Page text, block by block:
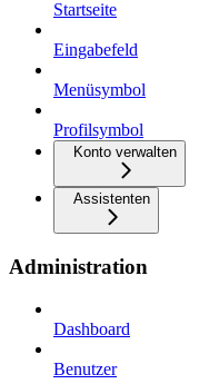
Startseite
Eingabefeld
Menüsymbol
Profilsymbol
Konto verwalten
Assistenten
Administration
Dashboard
Benutzer